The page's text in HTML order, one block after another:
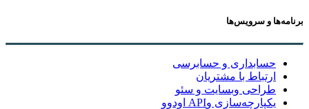
برنامه‌ها و سرویس‌ها
حسابداری و حسابرسی
ارتباط با مشتریان
طراحی وبسایت و سئو
یکپارچه‌سازی وAPI اودوو